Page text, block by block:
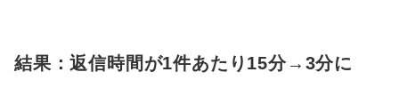
結果：返信時間が1件あたり15分→3分に